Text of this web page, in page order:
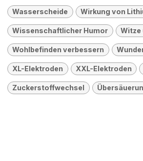
Wasserscheide Wirkung von
Wissenschaftlicher Humor Witze
Wohlbefinden verbessern
XL-Elektroden XXL-Elektroden
Zuckerstoffwechsel